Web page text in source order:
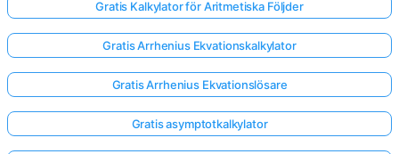
Gratis Kalkylator för Aritmetiska Följder
Gratis Arrhenius Ekvationskalkylator
Gratis Arrhenius Ekvationslösare
Gratis asymptotkalkylator